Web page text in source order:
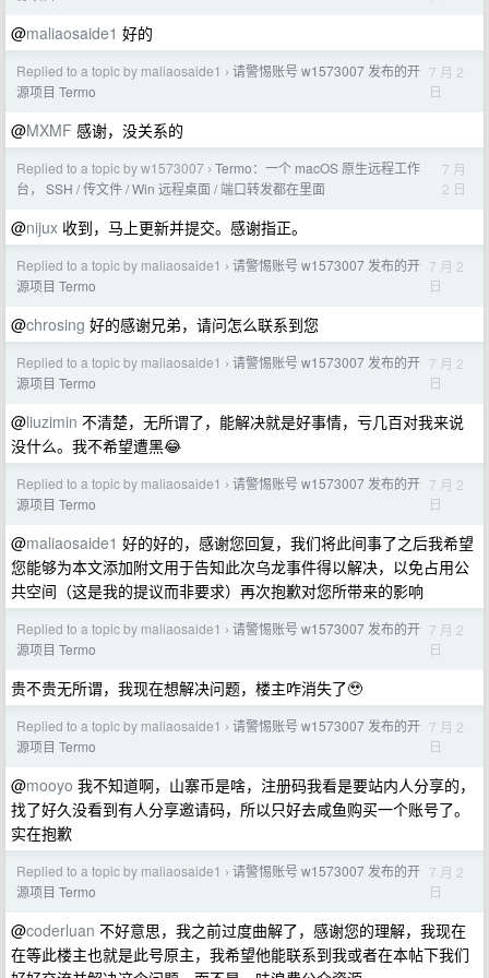
@maliaosaide1 好的
Replied to a topic by maliaosaide1 › 请警惕账号 w1573007 发布的开
源项目 Termo
7 月 2
日
@MXMF 感谢，没关系的
Replied to a topic by w1573007 › Termo：一个 macOS 原生远程工作
台， SSH / 传文件 / Win 远程桌面 / 端口转发都在里面
7 月
2 日
@nijux 收到，马上更新并提交。感谢指正。
Replied to a topic by maliaosaide1 › 请警惕账号 w1573007 发布的开
源项目 Termo
7 月 2
日
@chrosing 好的感谢兄弟，请问怎么联系到您
Replied to a topic by maliaosaide1 › 请警惕账号 w1573007 发布的开
源项目 Termo
7 月 2
日
@liuzimin 不清楚，无所谓了，能解决就是好事情，亏几百对我来说
没什么。我不希望遭黑😂
Replied to a topic by maliaosaide1 › 请警惕账号 w1573007 发布的开
源项目 Termo
7 月 2
日
@maliaosaide1 好的好的，感谢您回复，我们将此间事了之后我希望
您能够为本文添加附文用于告知此次乌龙事件得以解决，以免占用公
共空间（这是我的提议而非要求）再次抱歉对您所带来的影响
Replied to a topic by maliaosaide1 › 请警惕账号 w1573007 发布的开
源项目 Termo
7 月 2
日
贵不贵无所谓，我现在想解决问题，楼主咋消失了🥹
Replied to a topic by maliaosaide1 › 请警惕账号 w1573007 发布的开
源项目 Termo
7 月 2
日
@mooyo 我不知道啊，山寨币是啥，注册码我看是要站内人分享的，
找了好久没看到有人分享邀请码，所以只好去咸鱼购买一个账号了。
实在抱歉
Replied to a topic by maliaosaide1 › 请警惕账号 w1573007 发布的开
源项目 Termo
7 月 2
日
@coderluan 不好意思，我之前过度曲解了，感谢您的理解，我现在
在等此楼主也就是此号原主，我希望他能联系到我或者在本帖下我们